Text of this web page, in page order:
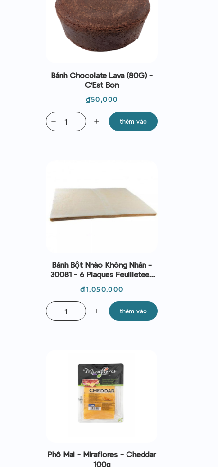
Bánh Chocolate Lava (80G) -
C'Est Bon
Giá
₫50,000
add
remove thêm vào
Bánh Bột Nhào Không Nhân -
30081 - 6 Plaques Feuilletees
Giá
₫1,050,000
add
remove thêm vào
Phô Mai - Miraflores - Cheddar
100g